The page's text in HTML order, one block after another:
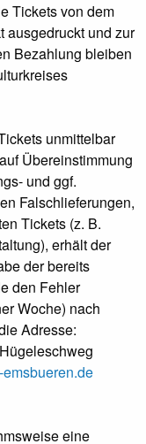
Tickets von dem
ausgedruckt und zur
Bezahlung bleiben
unmittelbar
Übereinstimmung
und ggf.
Falschlieferungen,
Tickets (z. B.
erhält der
der bereits
den Fehler
Woche) nach
Adresse:
Hügeleschweg
eine